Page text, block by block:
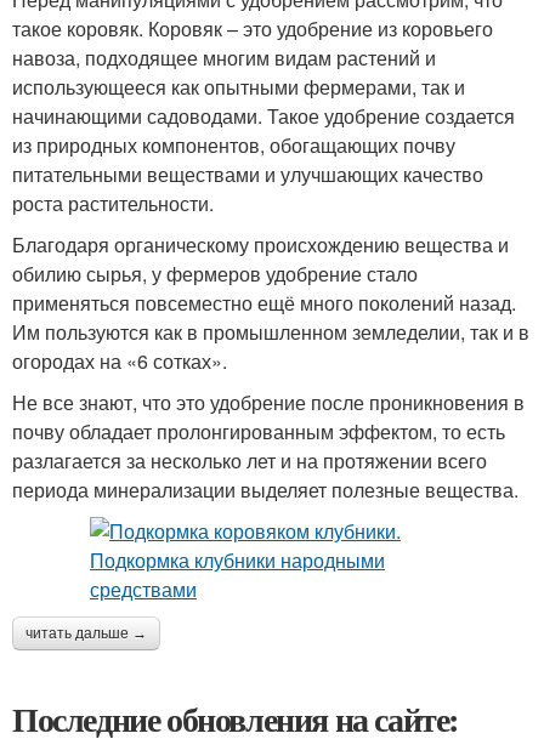
такое коровяк. Коровяк – это удобрение из коровьего
навоза, подходящее многим видам растений и
использующееся как опытными фермерами, так и
начинающими садоводами. Такое удобрение создается
из природных компонентов, обогащающих почву
питательными веществами и улучшающих качество
роста растительности.
Благодаря органическому происхождению вещества и
обилию сырья, у фермеров удобрение стало
применяться повсеместно ещё много поколений назад.
Им пользуются как в промышленном земледелии, так и в
огородах на «6 сотках».
Не все знают, что это удобрение после проникновения в
почву обладает пролонгированным эффектом, то есть
разлагается за несколько лет и на протяжении всего
периода минерализации выделяет полезные вещества.
читать дальше →
Последние обновления на сайте: